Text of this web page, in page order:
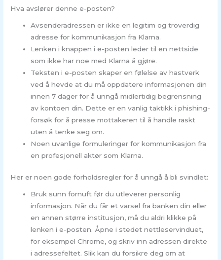
Hva avslører denne e-posten?
Avsenderadressen er ikke en legitim og troverdig
adresse for kommunikasjon fra Klarna.
Lenken i knappen i e-posten leder til en nettside
som ikke har noe med Klarna å gjøre.
Teksten i e-posten skaper en følelse av hastverk
ved å hevde at du må oppdatere informasjonen din
innen 7 dager for å unngå midlertidig begrensning
av kontoen din. Dette er en vanlig taktikk i phishing-
forsøk for å presse mottakeren til å handle raskt
uten å tenke seg om.
Noen uvanlige formuleringer for kommunikasjon fra
en profesjonell aktør som Klarna.
Her er noen gode forholdsregler for å unngå å bli svindlet:
Bruk sunn fornuft før du utleverer personlig
informasjon. Når du får et varsel fra banken din eller
en annen større institusjon, må du aldri klikke på
lenken i e-posten. Åpne i stedet nettleservinduet,
for eksempel Chrome, og skriv inn adressen direkte
i adressefeltet. Slik kan du forsikre deg om at